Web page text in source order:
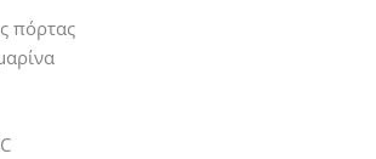
πόρτας